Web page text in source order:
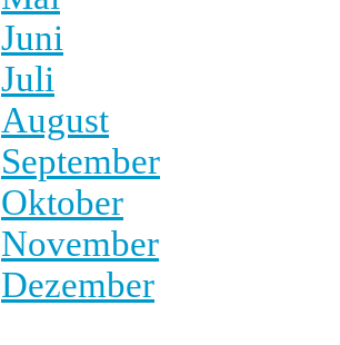
Juni
Juli
August
September
Oktober
November
Dezember